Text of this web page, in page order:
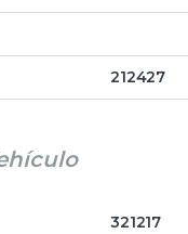
212427
321217